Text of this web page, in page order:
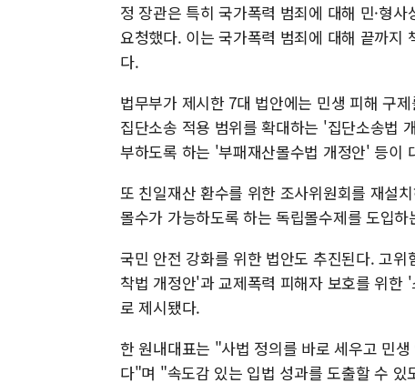
정 장관은 특히 국가폭력 범죄에 대해 민·형
요청했다. 이는 국가폭력 범죄에 대해 끝까지
다.
법무부가 제시한 7대 법안에는 민생 피해 구
집단소송 적용 범위를 확대하는 '집단소송법
부하도록 하는 '부패재산몰수법 개정안' 등이
또 친일재산 환수를 위한 조사위원회를 재설
몰수가 가능하도록 하는 독립몰수제를 도입
국민 안전 강화를 위한 법안도 추진된다. 고
착법 개정안'과 교제폭력 피해자 보호를 위한
로 제시됐다.
한 원내대표는 "사법 정의를 바로 세우고 민
다"며 "속도감 있는 입법 성과를 도출할 수 있